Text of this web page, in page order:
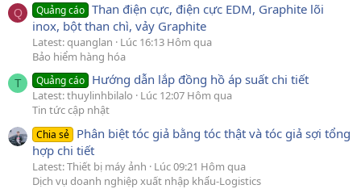
Q Quảng cáo Than điện cực, điện cực EDM, Graphite lõi
inox, bột than chì, vảy Graphite
Latest: quanglan
Lúc 16:13 Hôm qua
Bảo hiểm hàng hóa
T Quảng cáo Hướng dẫn lắp đồng hồ áp suất chi tiết
Latest: thuylinhbilalo
Lúc 12:07 Hôm qua
Tin tức cập nhật
Chia sẻ Phân biệt tóc giả bằng tóc thật và tóc giả sợi tổng
hợp chi tiết
Latest: Thiết bị máy ảnh
Lúc 09:21 Hôm qua
Dịch vụ doanh nghiệp xuất nhập khẩu-Logistics